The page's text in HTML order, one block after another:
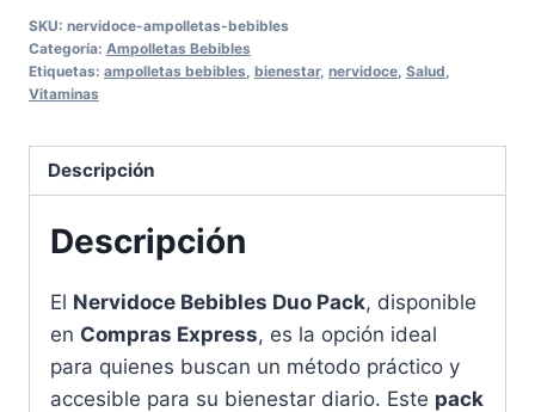
Pack
-
24
para
su
Bienestar
SKU: nervidoce-ampolletas-bebibles
Categoría: Ampolletas Bebibles
Etiquetas: ampolletas bebibles, bienestar, nervidoce, Salud,
Vitaminas
Descripción
Descripción
El Nervidoce Bebibles Duo Pack, disponible
en Compras Express, es la opción ideal
para quienes buscan un método práctico y
accesible para su bienestar diario. Este pack